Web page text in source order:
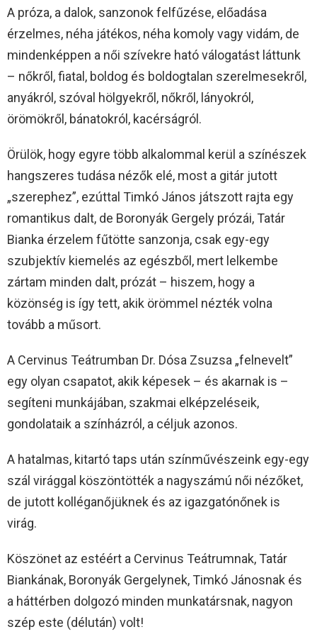
A próza, a dalok, sanzonok felfűzése, előadása
érzelmes, néha játékos, néha komoly vagy vidám, de
mindenképpen a női szívekre ható válogatást láttunk
– nőkről, fiatal, boldog és boldogtalan szerelmesekről,
anyákról, szóval hölgyekről, nőkről, lányokról,
örömökről, bánatokról, kacérságról.
Örülök, hogy egyre több alkalommal kerül a színészek
hangszeres tudása nézők elé, most a gitár jutott
„szerephez”, ezúttal Timkó János játszott rajta egy
romantikus dalt, de Boronyák Gergely prózái, Tatár
Bianka érzelem fűtötte sanzonja, csak egy-egy
szubjektív kiemelés az egészből, mert lelkembe
zártam minden dalt, prózát – hiszem, hogy a
közönség is így tett, akik örömmel nézték volna
tovább a műsort.
A Cervinus Teátrumban Dr. Dósa Zsuzsa „felnevelt”
egy olyan csapatot, akik képesek – és akarnak is –
segíteni munkájában, szakmai elképzeléseik,
gondolataik a színházról, a céljuk azonos.
A hatalmas, kitartó taps után színművészeink egy-egy
szál virággal köszöntötték a nagyszámú női nézőket,
de jutott kolléganőjüknek és az igazgatónőnek is
virág.
Köszönet az estéért a Cervinus Teátrumnak, Tatár
Biankának, Boronyák Gergelynek, Timkó Jánosnak és
a háttérben dolgozó minden munkatársnak, nagyon
szép este (délután) volt!